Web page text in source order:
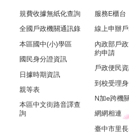
規費收據無紙化查詢
全國戶政機關通訊錄
本區國中(小)學區
國民身分證資訊
日據時期資訊
親等表
本區中文街路音譯查
詢
服務E櫃台
線上申辦
內政部戶
約申請
戶政便民
到校受理
N加e跨機
網網相連
臺中市里